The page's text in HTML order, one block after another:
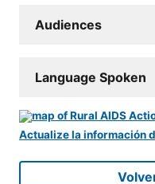
Audiences
Language Spoken
Actualize la información